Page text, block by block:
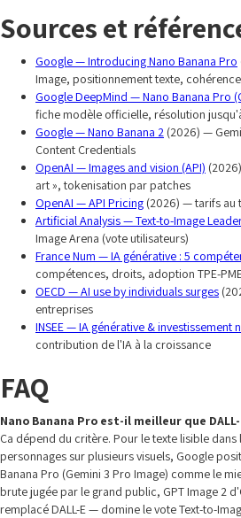
Sources et
Google — Introducing Nano Banana Pro
Image, positionnement texte,
Google DeepMind — Nano Banana Pro
fiche modèle officielle, résolution
Google — Nano Banana 2 (2026) —
Content Credentials
OpenAI — Images and vision (API)
art », tokenisation par patches
OpenAI — API Pricing (2026) — tarifs au
Artificial Analysis — Text-to-Image
Image Arena (vote utilisateurs)
France Num — IA générative : 5
compétences, droits, adoption TPE-
OECD — AI use by individuals surges
entreprises
INSEE — IA générative & investissement
contribution de l'IA à la croissance
FAQ
Nano Banana Pro est-il meilleur que DALL-
Ça dépend du critère. Pour le texte lisible
personnages sur plusieurs visuels, Google
Banana Pro (Gemini 3 Pro Image) comme le
brute jugée par le grand public, GPT Image 2
remplacé DALL-E — domine le vote Text-to-